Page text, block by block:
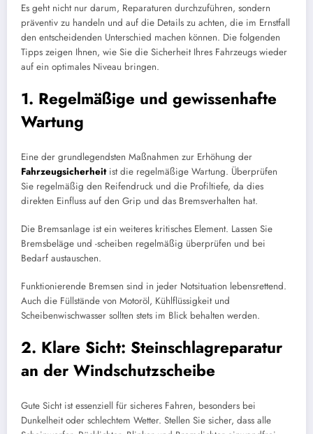
Es geht nicht nur darum, Reparaturen durchzuführen, sondern
präventiv zu handeln und auf die Details zu achten, die im Ernstfall
den entscheidenden Unterschied machen können. Die folgenden
Tipps zeigen Ihnen, wie Sie die Sicherheit Ihres Fahrzeugs wieder
auf ein optimales Niveau bringen.
1. Regelmäßige und gewissenhafte
Wartung
Eine der grundlegendsten Maßnahmen zur Erhöhung der
Fahrzeugsicherheitist die regelmäßige Wartung. Überprüfen
Sie regelmäßig den Reifendruck und die Profiltiefe, da dies
direkten Einfluss auf den Grip und das Bremsverhalten hat.
Die Bremsanlage ist ein weiteres kritisches Element. Lassen Sie
Bremsbeläge und -scheiben regelmäßig überprüfen und bei
Bedarf austauschen.
Funktionierende Bremsen sind in jeder Notsituation lebensrettend.
Auch die Füllstände von Motoröl, Kühlflüssigkeit und
Scheibenwischwasser sollten stets im Blick behalten werden.
2. Klare Sicht: Steinschlagreparatur
an der Windschutzscheibe
Gute Sicht ist essenziell für sicheres Fahren, besonders bei
Dunkelheit oder schlechtem Wetter. Stellen Sie sicher, dass alle